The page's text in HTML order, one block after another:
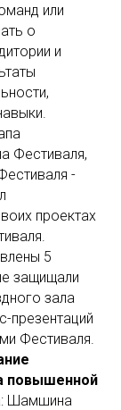
или
о
и
Фестиваля,
-
проектах
5
защищали
зала
презентаций
Фестиваля.
повышенной
Шамшина